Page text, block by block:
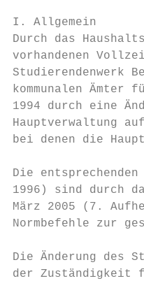
I. Allgemein
Durch das
vorhandenen
Studierendenwerk
kommunalen
1994 durch eine
Hauptverwaltung
bei denen die
Die
1996) sind durch
März 2005 (7.
Normbefehle zur
Die Änderung des
der Zuständigkeit